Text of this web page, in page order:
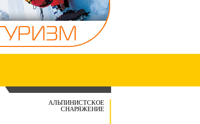
АЛЬПИНИСТСКОЕ
СНАРЯЖЕНИЕ